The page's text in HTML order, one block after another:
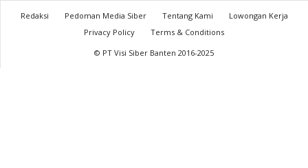
Redaksi Pedoman Media Siber Tentang Kami
Lowongan Kerja
Privacy Policy
Terms & Conditions
© PT Visi Siber Banten 2016-2025